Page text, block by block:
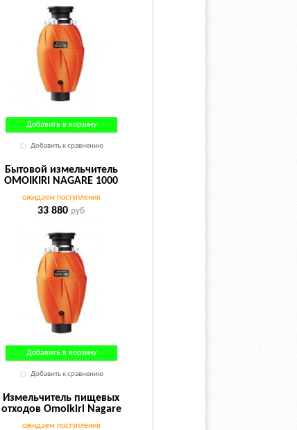
Добавить в корзину
Добавить к сравнению
Бытовой измельчитель
OMOIKIRI NAGARE 1000
ожидаем поступления
33 880 руб
Добавить в корзину
Добавить к сравнению
Измельчитель пищевых
отходов Omoikiri Nagare
ожидаем поступления